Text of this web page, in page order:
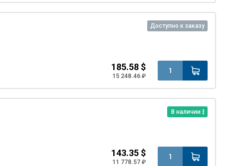
Доступно к заказу
185.58 $
15 248.46 ₽
В наличии
143.35 $
11 778.57 ₽